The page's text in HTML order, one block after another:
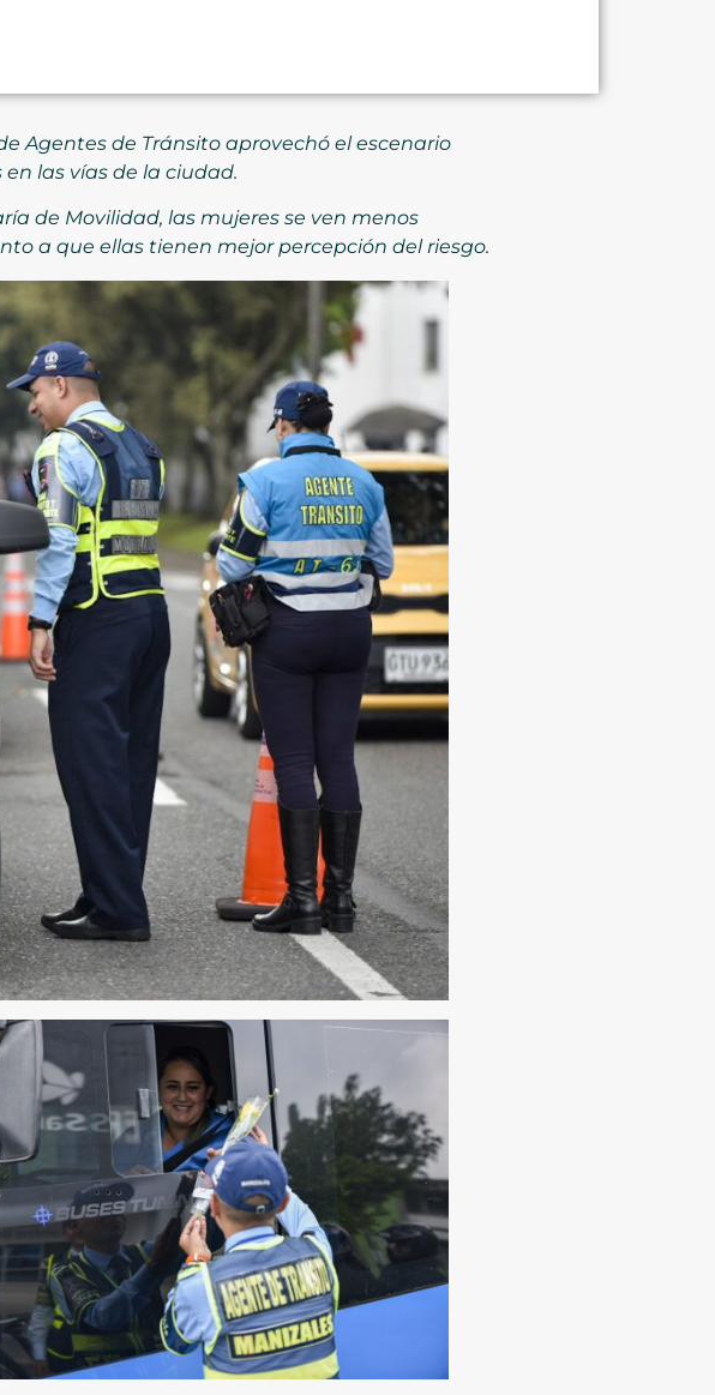
Agentes de Tránsito aprovechó el escenario
las vías de la ciudad.
de Movilidad, las mujeres se ven menos
a que ellas tienen mejor percepción del riesgo.